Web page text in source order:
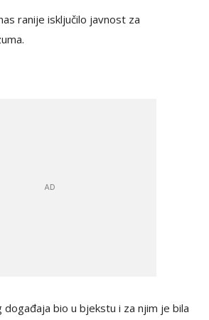
ranije isključilo javnost za
događaja bio u bjekstu i za njim je bila